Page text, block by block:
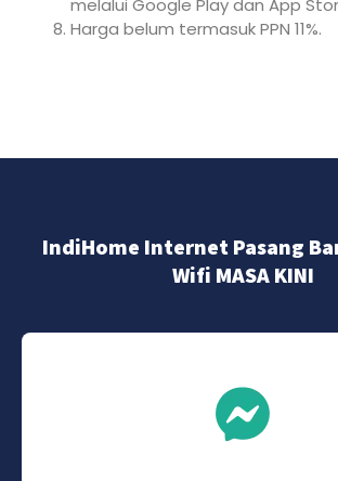
melalui Google Play dan App
Harga belum termasuk PPN 11%.
IndiHome Internet Pasang
Wifi MASA KINI